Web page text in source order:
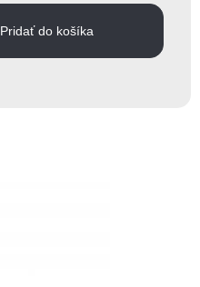
Pridať do košíka